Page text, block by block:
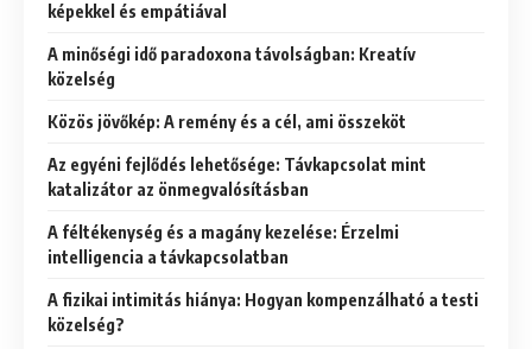
képekkel és empátiával
A minőségi idő paradoxona távolságban: Kreatív
közelség
Közös jövőkép: A remény és a cél, ami összeköt
Az egyéni fejlődés lehetősége: Távkapcsolat mint
katalizátor az önmegvalósításban
A féltékenység és a magány kezelése: Érzelmi
intelligencia a távkapcsolatban
A fizikai intimitás hiánya: Hogyan kompenzálható a testi
közelség?